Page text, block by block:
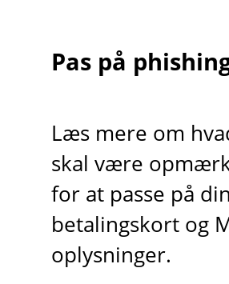
Pas på
Læs mere om
skal være
for at passe på
betalingskort og
oplysninger.